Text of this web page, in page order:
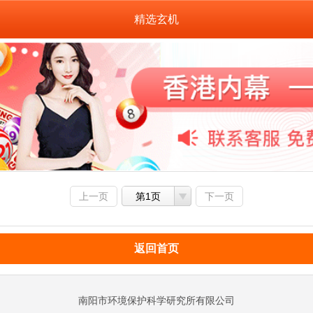
精选玄机
上一页 第1页 下一页
返回首页
南阳市环境保护科学研究所有限公司